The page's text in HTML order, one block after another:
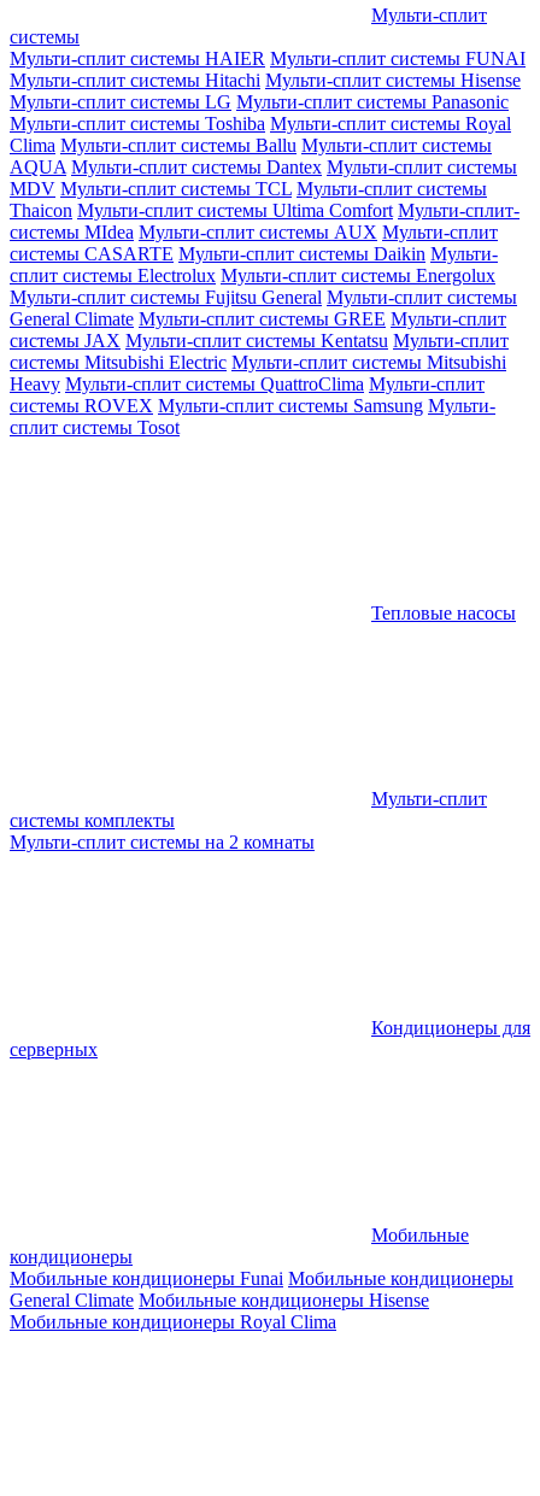
Мульти-сплит
системы
Мульти-сплит системы HAIER Мульти-сплит системы FUNAI
Мульти-сплит системы Hitachi Мульти-сплит системы Hisense
Мульти-сплит системы LG Мульти-сплит системы Panasonic
Мульти-сплит системы Toshiba Мульти-сплит системы Royal
Clima Мульти-сплит системы Ballu Мульти-сплит системы
AQUA Мульти-сплит системы Dantex Мульти-сплит системы
MDV Мульти-сплит системы TCL Мульти-сплит системы
Thaicon Мульти-сплит системы Ultima Comfort Мульти-сплит-
системы MIdea Мульти-сплит системы AUX Мульти-сплит
системы CASARTE Мульти-сплит системы Daikin Мульти-
сплит системы Electrolux Мульти-сплит системы Energolux
Мульти-сплит системы Fujitsu General Мульти-сплит системы
General Climate Мульти-сплит системы GREE Мульти-сплит
системы JAX Мульти-сплит системы Kentatsu Мульти-сплит
системы Mitsubishi Electric Мульти-сплит системы Mitsubishi
Heavy Мульти-сплит системы QuattroClima Мульти-сплит
системы ROVEX Мульти-сплит системы Samsung Мульти-
сплит системы Tosot
Тепловые насосы
Мульти-сплит
системы комплекты
Мульти-сплит системы на 2 комнаты
Кондиционеры для
серверных
Мобильные
кондиционеры
Мобильные кондиционеры Funai Мобильные кондиционеры
General Climate Мобильные кондиционеры Hisense
Мобильные кондиционеры Royal Clima